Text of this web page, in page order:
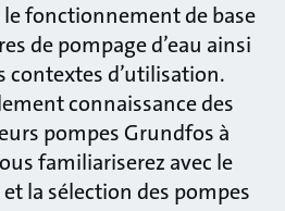
fonctionnement de base
de pompage d’eau ainsi
contextes d’utilisation.
connaissance des
pompes Grundfos à
familiariserez avec le
la sélection des pompes